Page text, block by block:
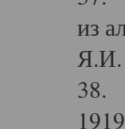
из
Я.И.
38.